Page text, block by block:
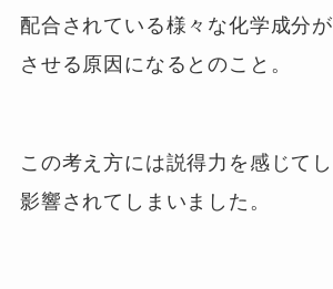
配合されている様々な化学成分
させる原因になるとのこと。
この考え方には説得力を感じて
影響されてしまいました。